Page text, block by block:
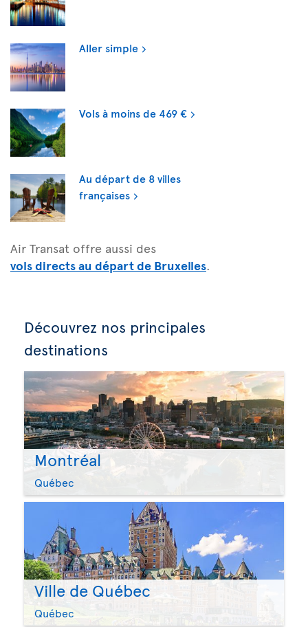
Aller simple
Vols à moins de 469 €
Au départ de 8 villes
françaises
Air Transat offre aussi des
vols directs au départ de Bruxelles.
Découvrez nos principales
destinations
Montréal
Québec
Ville de Québec
Québec